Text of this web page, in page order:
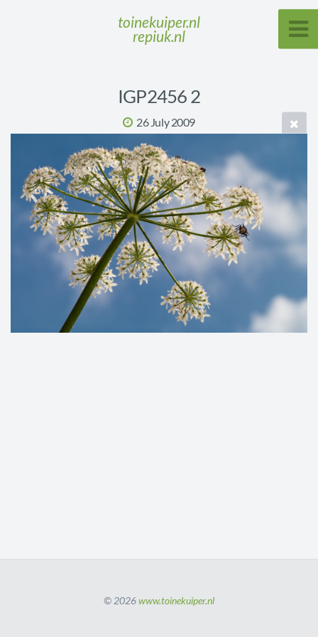
toinekuiper.nl
repiuk.nl
IGP2456 2
26 July 2009
© 2026www.toinekuiper.nl